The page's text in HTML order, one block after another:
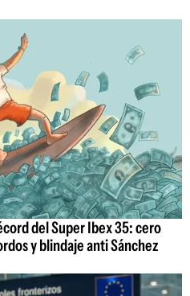
del Super Ibex 35: cero
y blindaje anti Sánchez